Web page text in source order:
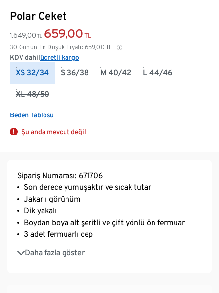
Polar Ceket
1.649,00 TL 659,00 TL
30 Günün En Düşük Fiyatı: 659,00 TL
KDV dahilücretli kargo
XS 32/34 S 36/38 M 40/42 L 44/46
XL 48/50
Beden Tablosu
Şu anda mevcut değil
Sipariş Numarası: 671706
Son derece yumuşaktır ve sıcak tutar
Jakarlı görünüm
Dik yakalı
Boydan boya alt şeritli ve çift yönlü ön fermuar
3 adet fermuarlı cep
Daha fazla göster
Optimum hareket özgürlüğü için reglan kollar
Uzun sırt detaylı hafif bele oturan kesim